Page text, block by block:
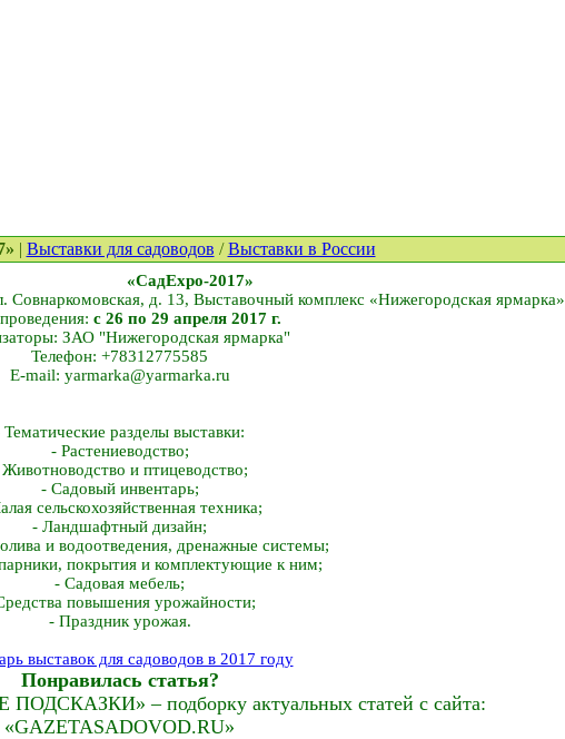
| Выставки для садоводов /Выставки в России
«СадExpo-2017»
Совнаркомовская, д. 13, Выставочный комплекс «Нижегородская ярмарка»
с 26 по 29 апреля 2017 г.
ЗАО "Нижегородская ярмарка"
Телефон: +78312775585
E-mail: yarmarka@yarmarka.ru
Тематические разделы выставки:
- Растениеводство;
и птицеводство;
- Садовый инвентарь;
сельскохозяйственная техника;
- Ландшафтный дизайн;
и водоотведения, дренажные системы;
покрытия и комплектующие к ним;
- Садовая мебель;
повышения урожайности;
- Праздник урожая.
выставок для садоводов в 2017 году
Понравилась статья?
– подборку актуальных статей с сайта:
«GAZETASADOVOD.RU»